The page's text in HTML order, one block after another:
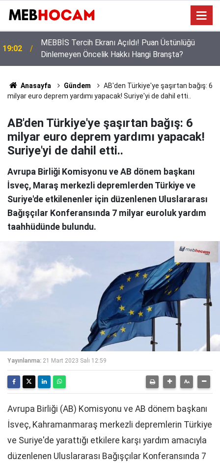
12:02
Öğrencilerin Gözü Bu Takvimde! 2026-2027 Eğitim
Yılında Kaç Gün Tatil Yapılacak?
Anasayfa Gündem
AB'den Türkiye'ye şaşırtan bağış: 6
milyar euro deprem yardımı yapacak! Suriye'yi de dahil etti..
AB'den Türkiye'ye şaşırtan bağış: 6
milyar euro deprem yardımı yapacak!
Suriye'yi de dahil etti..
Avrupa Birliği Komisyonu ve AB dönem başkanı
İsveç, Maraş merkezli depremlerden Türkiye ve
Suriye'de etkilenenler için düzenlenen Uluslararası
Bağışçılar Konferansında 7 milyar euroluk yardım
taahhüdünde bulundu.
Yayınlanma: 21 Mart 2023 Salı 12:59
Avrupa Birliği (AB) Komisyonu ve AB dönem başkanı
İsveç, Kahramanmaraş merkezli depremlerin Türkiye
ve Suriye'de yarattığı etkilere karşı yardım amacıyla
düzenlenen Uluslararası Bağışçılar Konferansında 7